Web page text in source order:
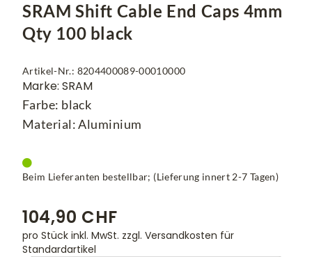
SRAM Shift Cable End Caps 4mm
Qty 100 black
Artikel-Nr.: 8204400089-00010000
Marke: SRAM
Farbe: black
Material: Aluminium
Beim Lieferanten bestellbar; (Lieferung innert 2-7 Tagen)
104,90 CHF
pro Stück inkl. MwSt. zzgl. Versandkosten für
Standardartikel